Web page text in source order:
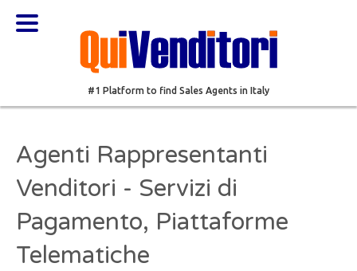
#1 Platform to find Sales Agents in Italy
Agenti Rappresentanti
Venditori - Servizi di
Pagamento, Piattaforme
Telematiche